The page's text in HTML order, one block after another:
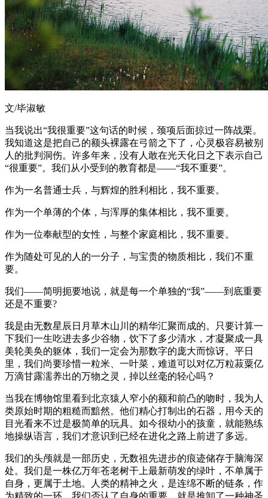
文/毕淑敏
当我说出“我很重要”这句话的时候，颈项后面掠过一阵战栗。
我知道这是把自己的额头裸露在弓箭之下了，心灵极容易被别
人的批判洞伤。许多年来，没有人敢在光天化日之下表示自己
“很重要”。我们从小受到的教育都是——“我不重要”。
作为一名普通士兵，与辉煌的胜利相比，我不重要。
作为一个单薄的个体，与浑厚的集体相比，我不重要。
作为一位奉献型的女性，与整个家庭相比，我不重要。
作为随处可见的人的一分子，与宝贵的物质相比，我们不重
要。
我们——简明扼要地说，就是每一个单独的“我”——到底重要
还是不重要?
我是由无数星辰日月草木山川的精华汇聚而成的。只要计算一
下我们一生吃进去多少谷物，饮下了多少清水，才凝聚成一具
美轮美奂的躯体，我们一定会为那数字的庞大而惊讶。平日
里，我们尚要珍惜一粒米、一叶菜，难道可以对亿万粒菽粟亿
万滴甘露濡养出的万物之灵，掉以丝毫的轻心吗？
当我在博物馆里看到北京猿人窄小的额和前凸的吻时，我为人
类原始时期的粗糙而黯然。他们精心打制出的石器，用今天的
目光看来不过是极简单的玩具。如今很幼小的孩童，就能熟练
地操纵语言，我们才意识到已经在进化之路上前进了多远。
我们的头颅就是一部历史，无数祖先进步的痕迹储存于脑海深
处。我们是一株亿万年苍老树干上最新萌发的绿叶，不单属于
自身，更属于土地。人类的精神之火，是连绵不断的链条，作
为精致的一环，我们否认了自身的重要，就是推卸了一种神圣